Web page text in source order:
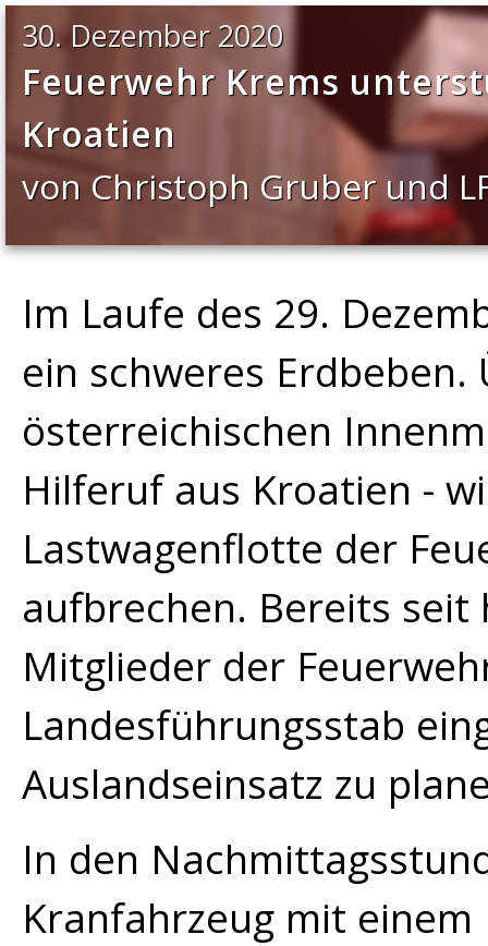
30. Dezember 2020
Feuerwehr Krems
Kroatien
von Christoph Gruber und
Im Laufe des 29.
ein schweres
österreichischen
Hilferuf aus Kroatien -
Lastwagenflotte der
aufbrechen. Bereits
Mitglieder der
Landesführungsstab
Auslandseinsatz zu
In den
Kranfahrzeug mit